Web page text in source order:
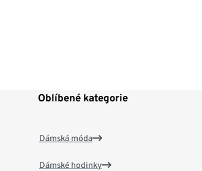
Oblíbené kategorie
Dámská móda
Dámské hodinky